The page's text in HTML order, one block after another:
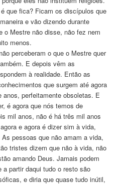
que fica? Ficam os discípulos que
e vão dizendo durante
o Mestre não disse, não fez nem
menos.
perceberam o que o Mestre quer
E depois vêm as
à realidade. Então as
que surgem até agora
perfeitamente obsoletas. E
é agora que nós temos de
mil anos, não é há três mil anos
e agora é dizer sim à vida,
pessoas que não amam a vida,
tristes dizem que não à vida, não
amando Deus. Jamais podem
partir daqui tudo o resto são
e diria que quase tudo inútil,